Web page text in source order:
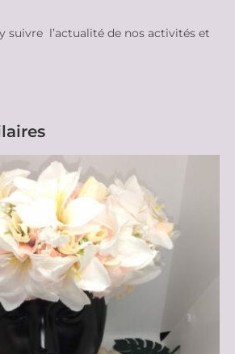
suivre l’actualité de nos activités et